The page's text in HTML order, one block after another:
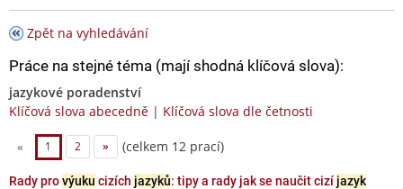
Zpět na vyhledávání
Práce na stejné téma (mají shodná klíčová slova):
jazykové poradenství
Klíčová slova abecedně | Klíčová slova dle četnosti
« 1 2 » (celkem 12 prací)
Rady provýuku cizích jazyků: tipy a rady jak se naučit cizí jazyk